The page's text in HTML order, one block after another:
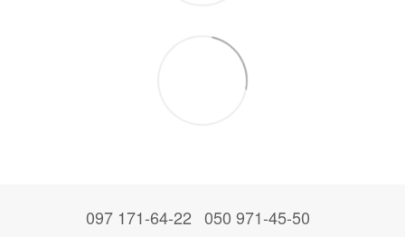
097 171-64-22 050 971-45-50